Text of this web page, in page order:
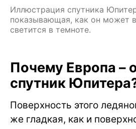
Иллюстрация спутника
показывающая, как он может
светится в темноте.
Почему Европа –
спутник
Поверхность этого
же гладкая, как и